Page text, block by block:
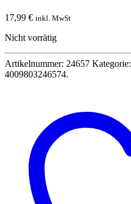
17,99 € inkl. MwSt
Nicht vorrätig
Artikelnummer: 24657 Kategorie:
4009803246574.